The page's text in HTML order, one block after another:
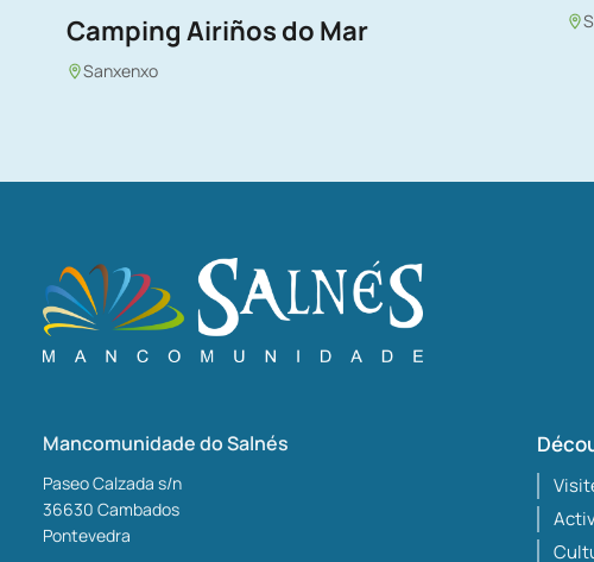
Camping Airiños do Mar
Sanxenxo
Mancomunidade do Salnés
Paseo Calzada s/n
36630 Cambados
Pontevedra